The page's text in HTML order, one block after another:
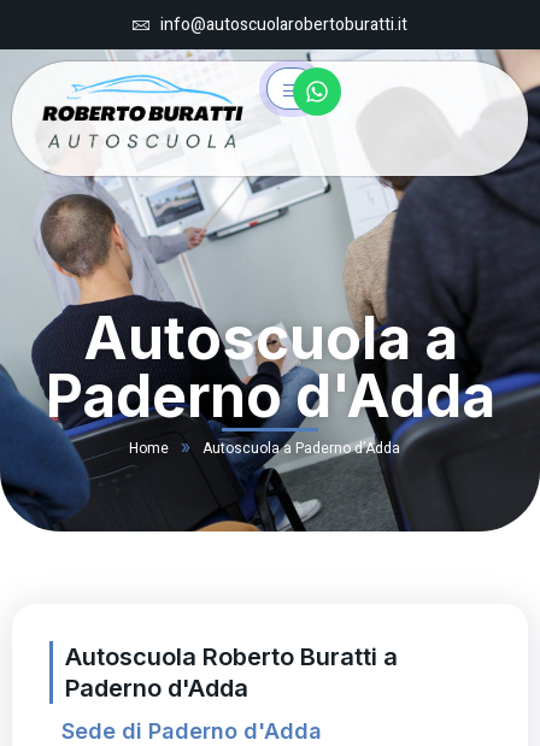
info@autoscuolarobertoburatti.it
Autoscuola a
Paderno d'Adda
Home » Autoscuola a Paderno d’Adda
Autoscuola Roberto Buratti a
Paderno d'Adda
Sede di Paderno d'Adda